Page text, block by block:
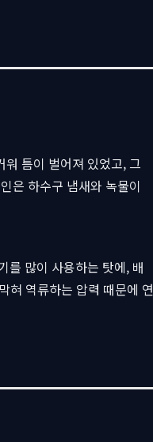
틈이 벌어져 있었고, 그
은 하수구 냄새와 녹물이
를 많이 사용하는 탓에, 배
혀 역류하는 압력 때문에 연